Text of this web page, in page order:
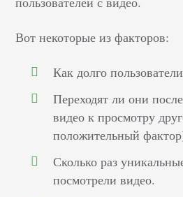
Вот некоторые из факторов:
Как долго
Переходят ли они
видео к просмотру
положительный
Сколько раз
посмотрели видео.